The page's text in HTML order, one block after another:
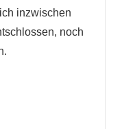
inzwischen
noch